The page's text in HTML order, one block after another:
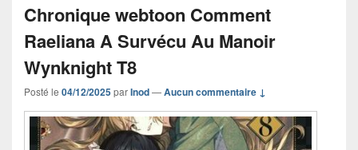
Chronique webtoon Comment
Raeliana A Survécu Au Manoir
Wynknight T8
Posté le 04/12/2025parInod—Aucun commentaire ↓